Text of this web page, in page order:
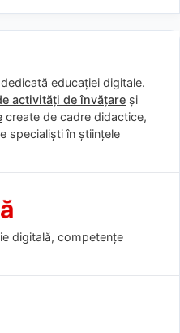
educației digitale.
activități de învățare și
create de cadre didactice,
specialiști în științele
digitală, competențe